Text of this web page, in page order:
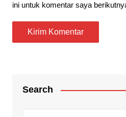
ini untuk komentar saya
Search